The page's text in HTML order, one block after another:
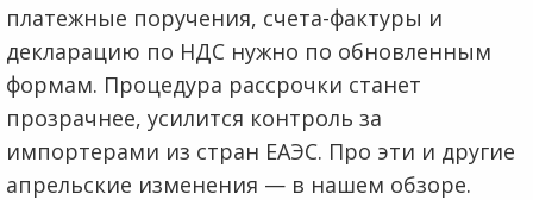
платежные поручения, счета-фактуры и
декларацию по НДС нужно по обновленным
формам. Процедура рассрочки станет
прозрачнее, усилится контроль за
импортерами из стран ЕАЭС. Про эти и другие
апрельские изменения — в нашем обзоре.